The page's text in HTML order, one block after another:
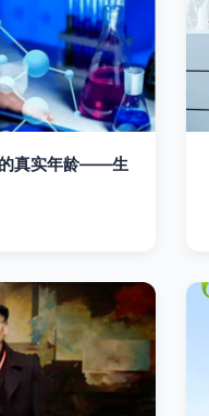
的真实年龄——生